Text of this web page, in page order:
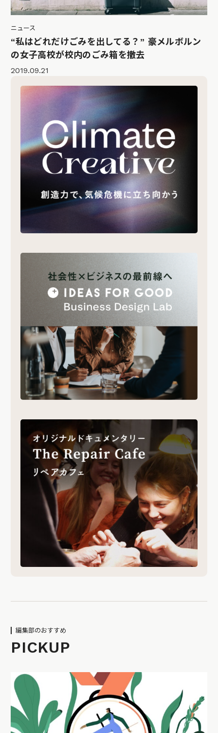
ニュース
“私はどれだけごみを出してる？” 豪メルボルン
の女子高校が校内のごみ箱を撤去
2019.09.21
編集部のおすすめ
PICKUP